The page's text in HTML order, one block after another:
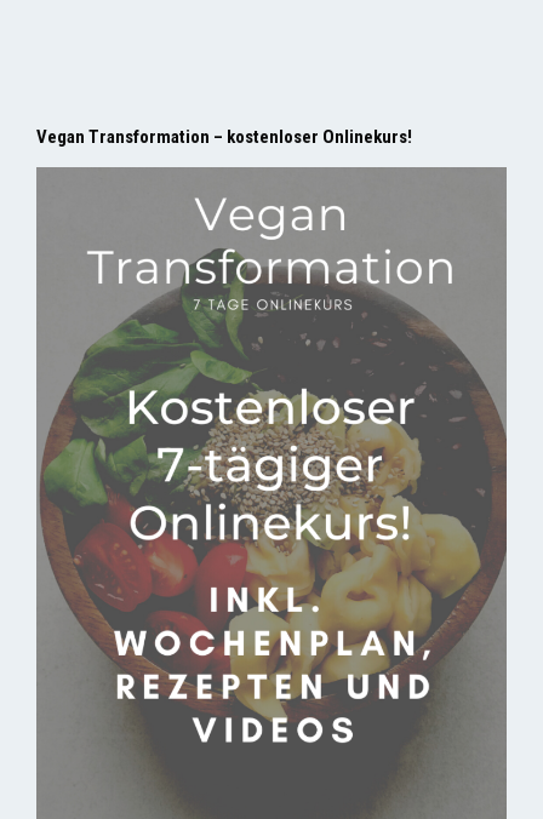
Vegan Transformation – kostenloser Onlinekurs!